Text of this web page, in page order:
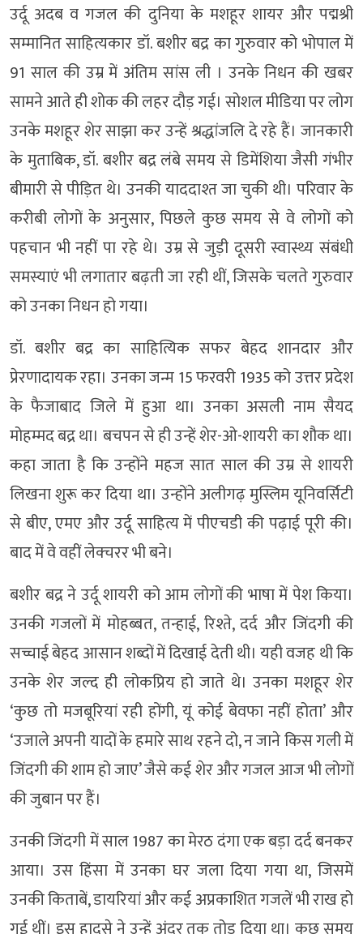
उर्दू अदब व गजल की दुनिया के मशहूर शायर और पद्मश्री
सम्मानित साहित्यकार डॉ. बशीर बद्र का गुरुवार को भोपाल में
91 साल की उम्र में अंतिम सांस ली । उनके निधन की खबर
सामने आते ही शोक की लहर दौड़ गई। सोशल मीडिया पर लोग
उनके मशहूर शेर साझा कर उन्हें श्रद्धांजलि दे रहे हैं। जानकारी
के मुताबिक, डॉ. बशीर बद्र लंबे समय से डिमेंशिया जैसी गंभीर
बीमारी से पीड़ित थे। उनकी याददाश्त जा चुकी थी। परिवार के
करीबी लोगों के अनुसार, पिछले कुछ समय से वे लोगों को
पहचान भी नहीं पा रहे थे। उम्र से जुड़ी दूसरी स्वास्थ्य संबंधी
समस्याएं भी लगातार बढ़ती जा रही थीं, जिसके चलते गुरुवार
को उनका निधन हो गया।
डॉ. बशीर बद्र का साहित्यिक सफर बेहद शानदार और
प्रेरणादायक रहा। उनका जन्म 15 फरवरी 1935 को उत्तर प्रदेश
के फैजाबाद जिले में हुआ था। उनका असली नाम सैयद
मोहम्मद बद्र था। बचपन से ही उन्हें शेर-ओ-शायरी का शौक था।
कहा जाता है कि उन्होंने महज सात साल की उम्र से शायरी
लिखना शुरू कर दिया था। उन्होंने अलीगढ़ मुस्लिम यूनिवर्सिटी
से बीए, एमए और उर्दू साहित्य में पीएचडी की पढ़ाई पूरी की।
बाद में वे वहीं लेक्चरर भी बने।
बशीर बद्र ने उर्दू शायरी को आम लोगों की भाषा में पेश किया।
उनकी गजलों में मोहब्बत, तन्हाई, रिश्ते, दर्द और जिंदगी की
सच्चाई बेहद आसान शब्दों में दिखाई देती थी। यही वजह थी कि
उनके शेर जल्द ही लोकप्रिय हो जाते थे। उनका मशहूर शेर
‘कुछ तो मजबूरियां रही होंगी, यूं कोई बेवफा नहीं होता’ और
‘उजाले अपनी यादों के हमारे साथ रहने दो, न जाने किस गली में
जिंदगी की शाम हो जाए’ जैसे कई शेर और गजल आज भी लोगों
की जुबान पर हैं।
उनकी जिंदगी में साल 1987 का मेरठ दंगा एक बड़ा दर्द बनकर
आया। उस हिंसा में उनका घर जला दिया गया था, जिसमें
उनकी किताबें, डायरियां और कई अप्रकाशित गजलें भी राख हो